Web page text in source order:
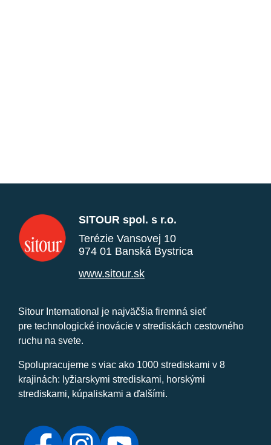
SITOUR spol. s r.o.
Terézie Vansovej 10
974 01 Banská Bystrica
www.sitour.sk
Sitour International je najväčšia firemná sieť
pre technologické inovácie v strediskách cestovného
ruchu na svete.
Spolupracujeme s viac ako 1000 strediskami v 8
krajinách: lyžiarskymi strediskami, horskými
strediskami, kúpaliskami a ďalšími.